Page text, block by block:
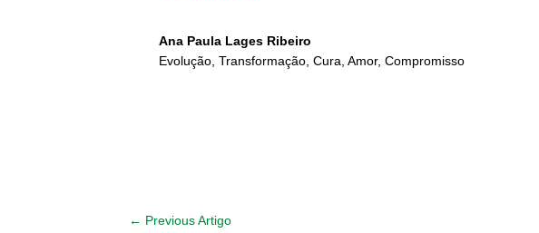
Ana Paula Lages Ribeiro
Evolução, Transformação, Cura, Amor, Compromisso
← Previous Artigo